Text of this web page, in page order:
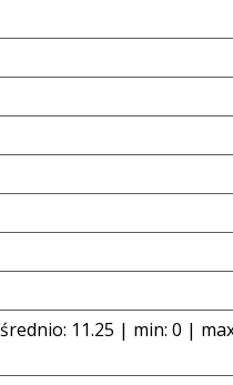
11.25 | min: 0 |